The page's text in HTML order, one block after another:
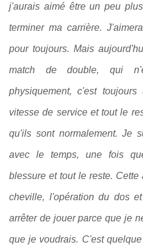
j'aurais aimé être un peu
terminer ma carrière.
pour toujours. Mais
match de double, qui
physiquement, c'est
vitesse de service et tout le
qu'ils sont normalement. Je
avec le temps, une fois
blessure et tout le reste.
cheville, l'opération du dos
arrêter de jouer parce que je
que je voudrais. C'est